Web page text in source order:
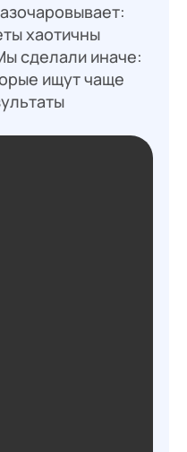
хаотичны
сделали иначе:
ищут чаще